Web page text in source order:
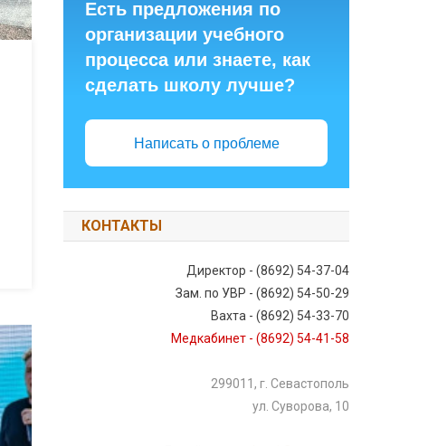
Есть предложения по
организации учебного
процесса или знаете, как
сделать школу лучше?
Написать о проблеме
КОНТАКТЫ
Директор - (8692) 54-37-04
Зам. по УВР - (8692) 54-50-29
Вахта - (8692) 54-33-70
Медкабинет - (8692) 54-41-58
299011, г. Севастополь
ул. Суворова, 10